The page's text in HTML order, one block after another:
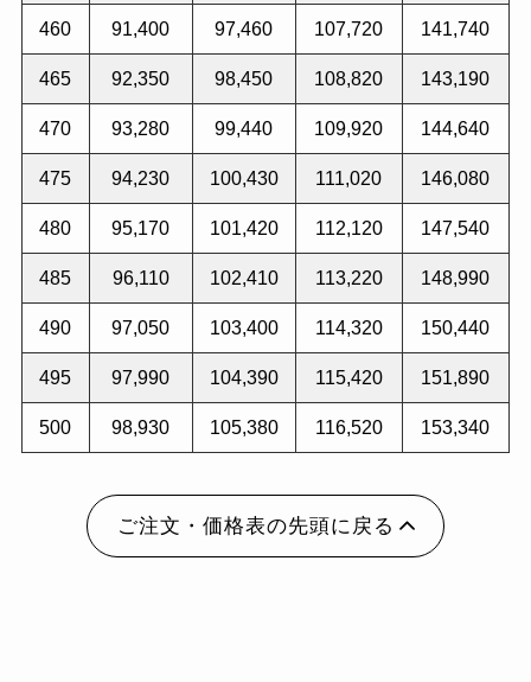
460 91,400 97,460 107,720 141,740
465 92,350 98,450 108,820 143,190
470 93,280 99,440 109,920 144,640
475 94,230 100,430 111,020 146,080
480 95,170 101,420 112,120 147,540
485 96,110 102,410 113,220 148,990
490 97,050 103,400 114,320 150,440
495 97,990 104,390 115,420 151,890
500 98,930 105,380 116,520 153,340
ご注文・価格表の先頭に戻る